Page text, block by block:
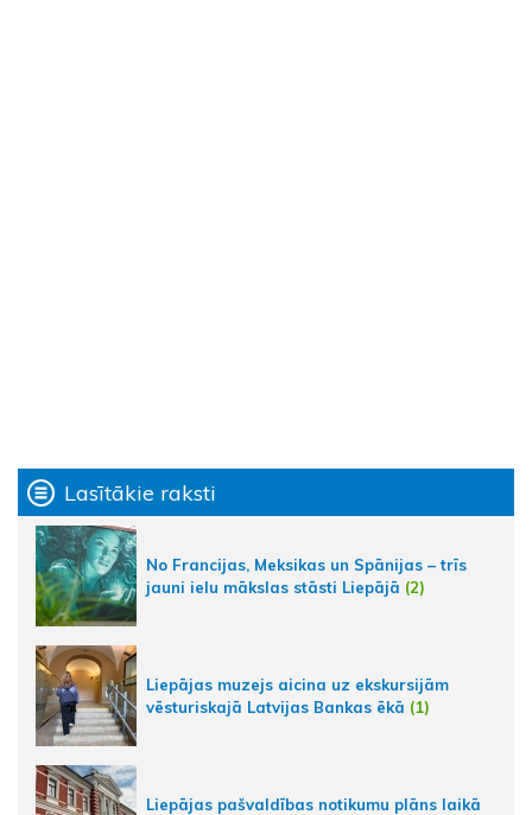
Lasītākie raksti
No Francijas, Meksikas un Spānijas – trīs
jauni ielu mākslas stāsti Liepājā (2)
Liepājas muzejs aicina uz ekskursijām
vēsturiskajā Latvijas Bankas ēkā (1)
Liepājas pašvaldības notikumu plāns laikā